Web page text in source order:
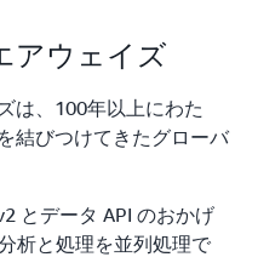
アウェイズ
は、100年以上にわた
結びつけてきたグローバ
とデータ API のおかげ
析と処理を並列処理で